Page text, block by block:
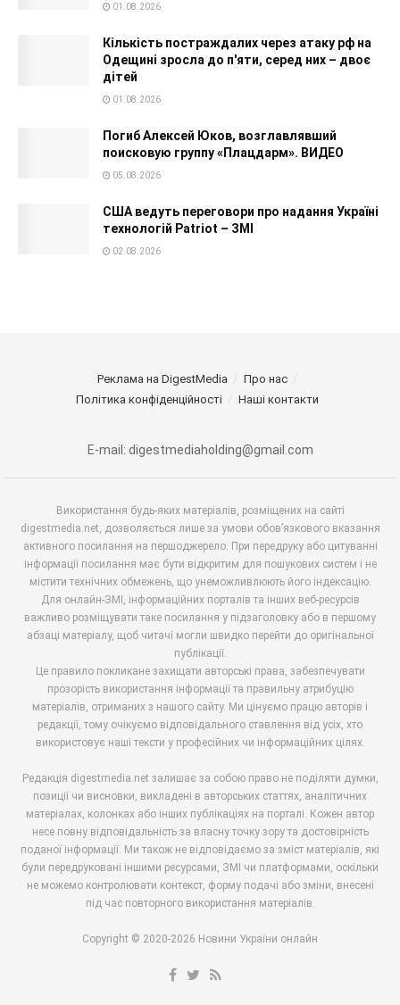
01.08.2026
Кількість постраждалих через атаку рф на
Одещині зросла до п'яти, серед них – двоє
дітей
01.08.2026
Погиб Алексей Юков, возглавлявший
поисковую группу «Плацдарм». ВИДЕО
05.08.2026
США ведуть переговори про надання Україні
технологій Patriot – ЗМІ
02.08.2026
Реклама на DigestMedia
Про нас
Політика конфіденційності
Наші контакти
E-mail: digestmediaholding@gmail.com
Використання будь-яких матеріалів, розміщених на сайті
digestmedia.net, дозволяється лише за умови обов’язкового вказання
активного посилання на першоджерело. При передруку або цитуванні
інформації посилання має бути відкритим для пошукових систем і не
містити технічних обмежень, що унеможливлюють його індексацію.
Для онлайн-ЗМІ, інформаційних порталів та інших веб-ресурсів
важливо розміщувати таке посилання у підзаголовку або в першому
абзаці матеріалу, щоб читачі могли швидко перейти до оригінальної
публікації.
Це правило покликане захищати авторські права, забезпечувати
прозорість використання інформації та правильну атрибуцію
матеріалів, отриманих з нашого сайту. Ми цінуємо працю авторів і
редакції, тому очікуємо відповідального ставлення від усіх, хто
використовує наші тексти у професійних чи інформаційних цілях.
Редакція digestmedia.net залишає за собою право не поділяти думки,
позиції чи висновки, викладені в авторських статтях, аналітичних
матеріалах, колонках або інших публікаціях на порталі. Кожен автор
несе повну відповідальність за власну точку зору та достовірність
поданої інформації. Ми також не відповідаємо за зміст матеріалів, які
були передруковані іншими ресурсами, ЗМІ чи платформами, оскільки
не можемо контролювати контекст, форму подачі або зміни, внесені
під час повторного використання матеріалів.
Copyright © 2020-2026 Новини України онлайн